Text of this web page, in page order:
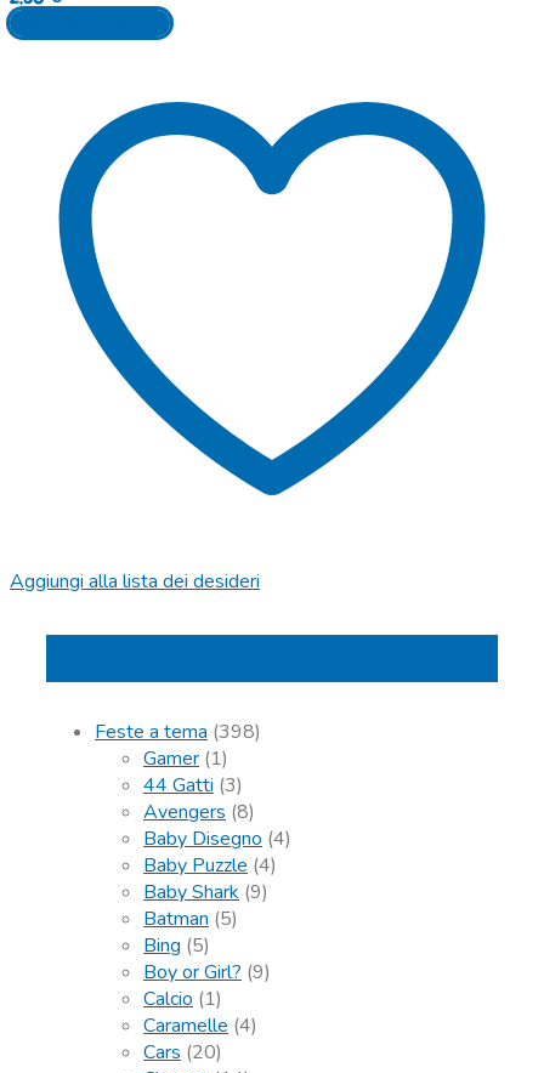
Aggiungi al carrello
Aggiungi alla lista dei desideri
Feste a tema (398)
Gamer (1)
44 Gatti (3)
Avengers (8)
Baby Disegno (4)
Baby Puzzle (4)
Baby Shark (9)
Batman (5)
Bing (5)
Boy or Girl? (9)
Calcio (1)
Caramelle (4)
Cars (20)